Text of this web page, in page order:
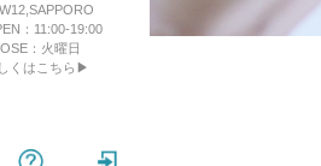
：11:00-19:00
：火曜日
くはこちら▶